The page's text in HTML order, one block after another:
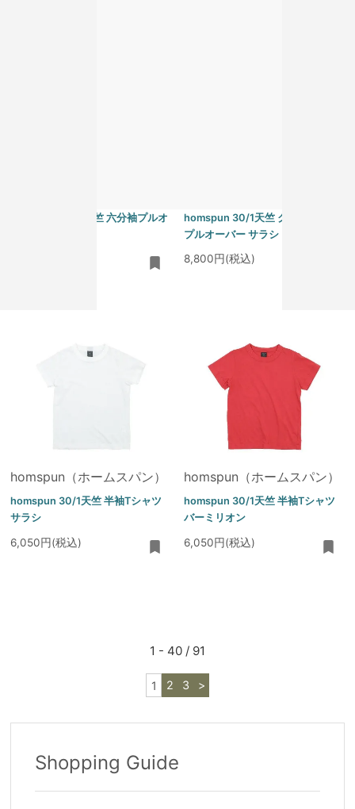
homspun 40/2天竺 六分袖プルオ
homspun 30/1天竺 クルーネック
プルオーバー サラシ
8,800円(税込)
homspun（ホームスパン）
homspun 30/1天竺 半袖Tシャツ
サラシ
6,050円(税込)
homspun（ホームスパン）
homspun 30/1天竺 半袖Tシャツ
バーミリオン
6,050円(税込)
1 - 40 / 91
1 2 3 >
Shopping Guide